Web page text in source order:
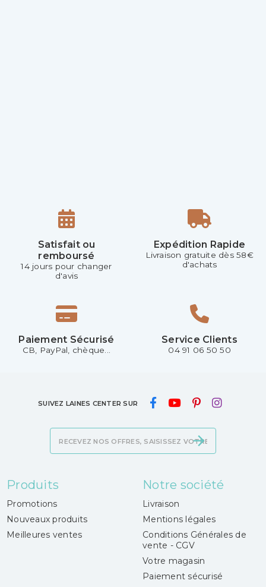
Satisfait ou
remboursé
14 jours pour changer
d'avis
Expédition Rapide
Livraison gratuite dès 58€
d'achats
Paiement Sécurisé
CB, PayPal, chèque...
Service Clients
04 91 06 50 50
SUIVEZ LAINES CENTER SUR
Produits
Promotions
Nouveaux produits
Meilleures ventes
Notre société
Livraison
Mentions légales
Conditions Générales de
vente - CGV
Votre magasin
Paiement sécurisé